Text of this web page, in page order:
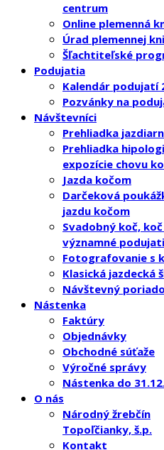
centrum
Online plemenná
Úrad plemennej
Šľachtiteľské
Podujatia
Kalendár podujatí
Pozvánky na
Návštevníci
Prehliadka
Prehliadka
expozície chovu
Jazda kočom
Darčeková
jazdu kočom
Svadobný koč,
významné
Fotografovanie s
Klasická jazdecká
Návštevný
Nástenka
Faktúry
Objednávky
Obchodné súťaže
Výročné správy
Nástenka do
O nás
Národný žrebčín
Topoľčianky, š.p.
Kontakt